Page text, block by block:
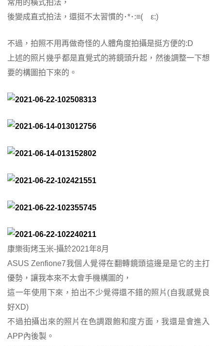
常用的橫式拍法，
後變成直式拍法，還挺不太習慣的･*･:≡( ε:)
不過，拍照不用再做奇怪的人體角度拍攝是挺方便的:D
上述的照片幾乎都是直覺式的將鏡頭升起，然後調整一下想
要的構圖拍下來的。
康樂街烤玉米-攝於2021年8月
ASUS Zenfione7我個人覺得在翻轉鏡頭這邊是是它的主打
優勢，讓我本來不太會手機構圖的，
這一年使用下來，拍出不少覺得還不錯的照片(自我感覺良
好XD)
不過拍攝出來的照片在色調跟飽和度方面，我還是會進入
APP內後製。